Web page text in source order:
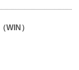
（WIN）